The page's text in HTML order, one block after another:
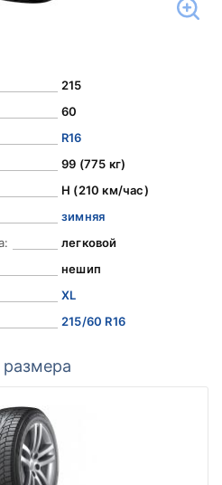
215
60
R16
99 (775 кг)
H (210 км/час)
зимняя
легковой
нешип
XL
215/60 R16
размера